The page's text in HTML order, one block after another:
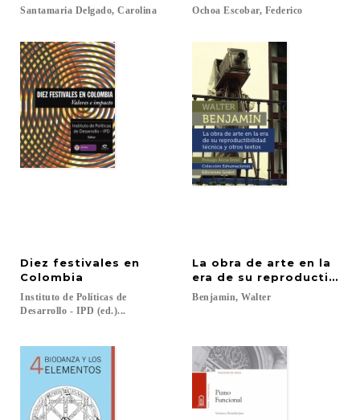
Santamaria Delgado, Carolina Ochoa Escobar, Federico
Diez festivales en
Colombia
Instituto de Políticas de
Desarrollo - IPD (ed.)...
La obra de arte en la
era de su
Benjamin, Walter